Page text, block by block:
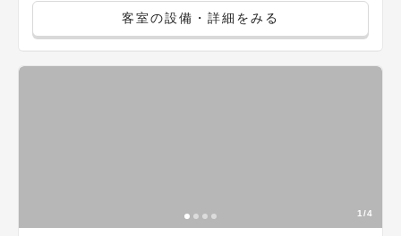
客室の設備・詳細をみる
1/4